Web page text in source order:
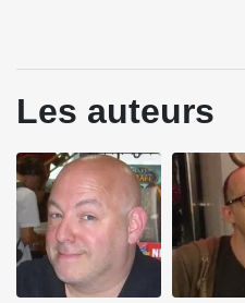
Les auteurs